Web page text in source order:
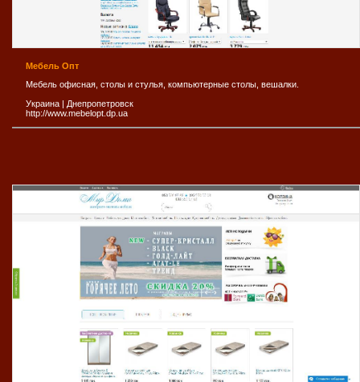
Мебель Опт
Мебель офисная, столы и стулья, компьютерные столы, вешалки.
Украина
Днепропетровск
http://www.mebelopt.dp.ua